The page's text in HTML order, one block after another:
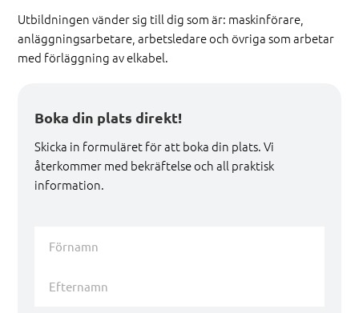
Utbildningen vänder sig till dig som är: maskinförare,
anläggningsarbetare, arbetsledare och övriga som arbetar
med förläggning av elkabel.
Boka din plats direkt!
Skicka in formuläret för att boka din plats. Vi
återkommer med bekräftelse och all praktisk
information.